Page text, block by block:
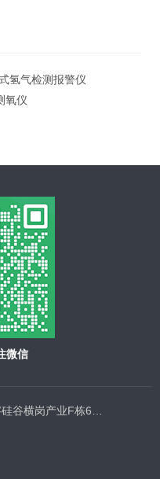
氢气检测报警仪
氧仪
微信
地址：深圳市龙岗区园山街道数字硅谷横岗产业F栋628-629